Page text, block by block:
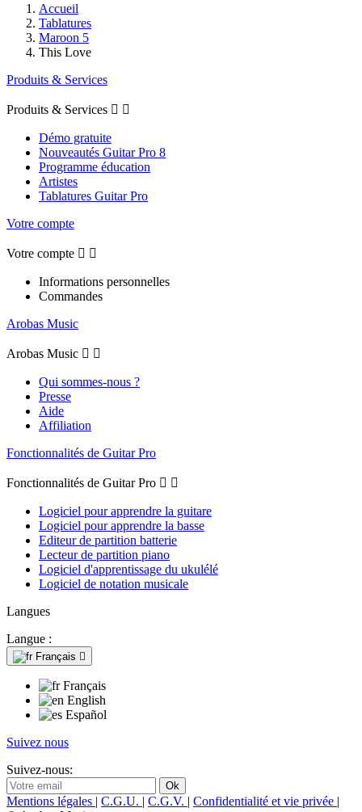
Accueil
Tablatures
Maroon 5
This Love
Produits & Services
Produits & Services  
Démo gratuite
Nouveautés Guitar Pro 8
Programme éducation
Artistes
Tablatures Guitar Pro
Votre compte
Votre compte  
Informations personnelles
Commandes
Arobas Music
Arobas Music  
Qui sommes-nous ?
Presse
Aide
Affiliation
Fonctionnalités de Guitar Pro
Fonctionnalités de Guitar Pro  
Logiciel pour apprendre la guitare
Logiciel pour apprendre la basse
Editeur de partition batterie
Lecteur de partition piano
Logiciel d'apprentissage du ukulélé
Logiciel de notation musicale
Langues
Langue :
Français 
Français
English
Español
Suivez nous
Suivez-nous:
Mentions légales | C.G.U. | C.G.V. | Confidentialité et vie privée |